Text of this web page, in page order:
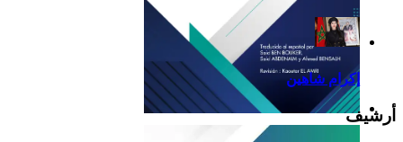
Reflexiones
إكرام شاهين
أرشيف